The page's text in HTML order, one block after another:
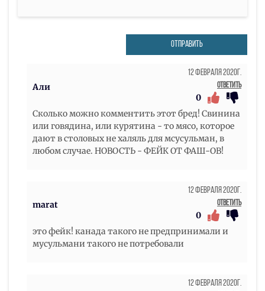
ОТПРАВИТЬ
Али
12 Февраля 2020г.
Ответить
0
Сколько можно комментить этот бред! Свинина
или говядина, или курятина - то мясо, которое
дают в столовых не халяль для мсусульман, в
любом случае. НОВОСТЬ - ФЕЙК ОТ ФАШ-ОВ!
marat
12 Февраля 2020г.
Ответить
0
это фейк! канада такого не предпринимали и
мусульмани такого не потребовали
12 Февраля 2020г.